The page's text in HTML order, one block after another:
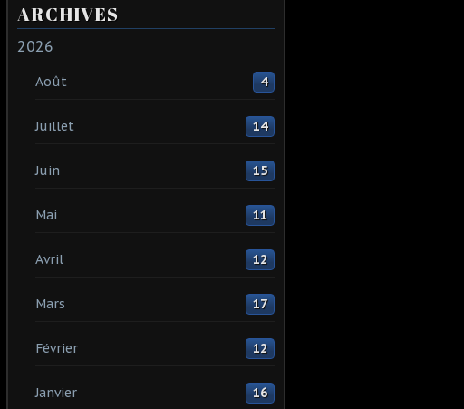
ARCHIVES
2026
Août 4
Juillet 14
Juin 15
Mai 11
Avril 12
Mars 17
Février 12
Janvier 16